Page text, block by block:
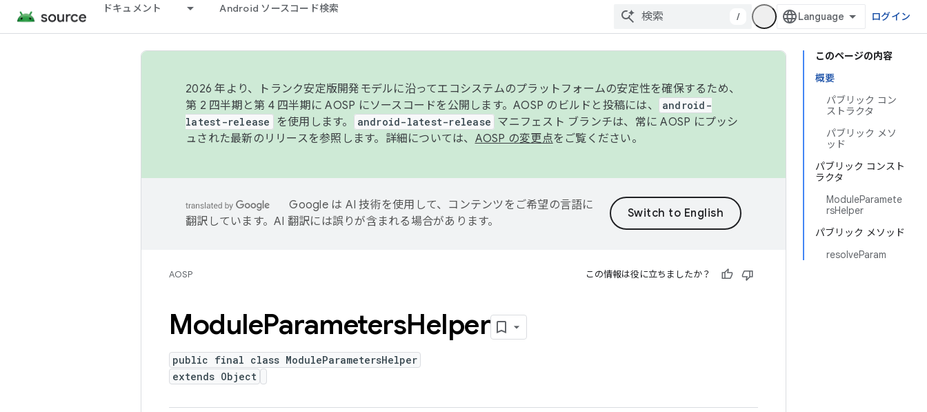
ドキュメント Android ソースコード検索
/ ログイン
このページの内容
概要
パブリック コン
ストラクタ
パブリック メソ
ッド
パブリック コンスト
ラクタ
ModuleParamete
rsHelper
パブリック メソッド
resolveParam
2026 年より、トランク安定版開発モデルに沿ってエコシステムのプラットフォームの安定性を確保するため、
第 2 四半期と第 4 四半期に AOSP にソースコードを公開します。AOSP のビルドと投稿には、
android-
latest-release
を使用します。 android-latest-release マニフェスト ブランチは、常に AOSP にプッシ
ュされた最新のリリースを参照します。詳細については、 AOSP の変更点をご覧ください。
Google は AI 技術を使用して、コンテンツをご希望の言語に
翻訳しています。AI 翻訳には誤りが含まれる場合があります。
AOSP この情報は役に立ちましたか？
ModuleParametersHelper
public final class ModuleParametersHelper
extends Object